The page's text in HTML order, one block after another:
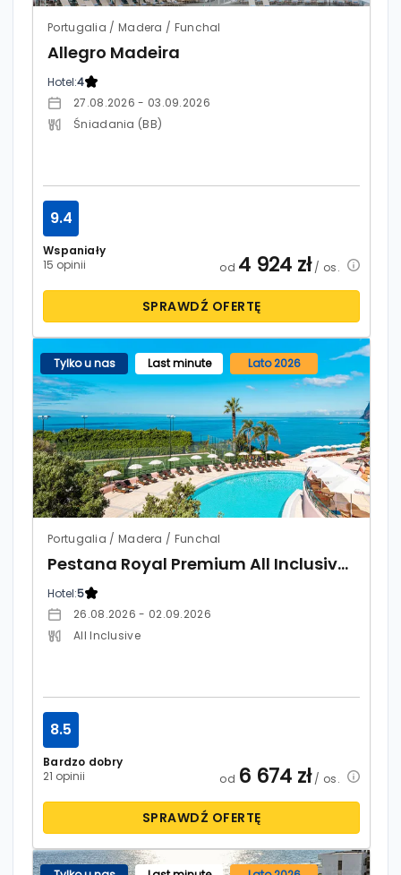
Portugalia / Madera / Funchal
Allegro Madeira
Hotel:4
27.08.2026 - 03.09.2026
Śniadania (BB)
Wspaniały
15 opinii
9.4
od 4 924 zł/ os.
SPRAWDŹ OFERTĘ
Tylko u nas Last minute Lato 2026
Portugalia / Madera / Funchal
Pestana Royal Premium All Inclusive Ocean & Spa
Hotel:5
26.08.2026 - 02.09.2026
All Inclusive
Bardzo dobry
21 opinii
8.5
od 6 674 zł/ os.
SPRAWDŹ OFERTĘ